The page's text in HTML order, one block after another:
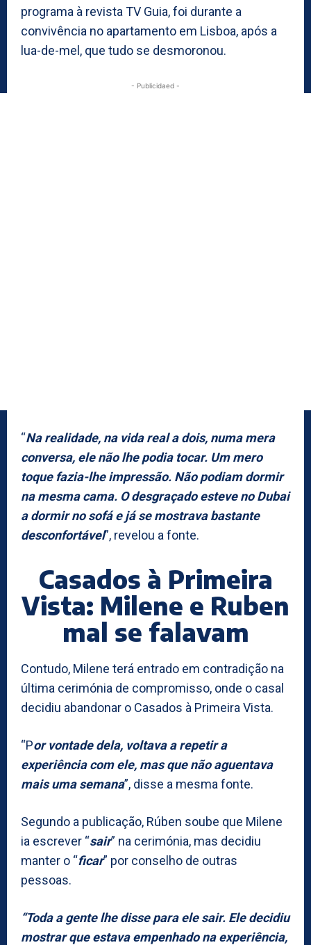
programa à revista TV Guia, foi durante a
convivência no apartamento em Lisboa, após a
lua-de-mel, que tudo se desmoronou.
- Publicidaed -
“Na realidade, na vida real a dois, numa mera
conversa, ele não lhe podia tocar. Um mero
toque fazia-lhe impressão. Não podiam dormir
na mesma cama. O desgraçado esteve no Dubai
a dormir no sofá e já se mostrava bastante
desconfortável”, revelou a fonte.
Casados à Primeira
Vista: Milene e Ruben
mal se falavam
Contudo, Milene terá entrado em contradição na
última cerimónia de compromisso, onde o casal
decidiu abandonar o Casados à Primeira Vista.
“Por vontade dela, voltava a repetir a
experiência com ele, mas que não aguentava
mais uma semana”, disse a mesma fonte.
Segundo a publicação, Rúben soube que Milene
ia escrever “sair” na cerimónia, mas decidiu
manter o “ficar” por conselho de outras
pessoas.
“Toda a gente lhe disse para ele sair. Ele decidiu
mostrar que estava empenhado na experiência,